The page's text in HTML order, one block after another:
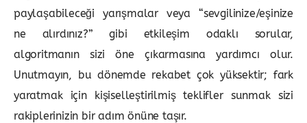
paylaşabileceği yarışmalar veya “sevgilinize/eşinize
ne alırdınız?” gibi etkileşim odaklı sorular,
algoritmanın sizi öne çıkarmasına yardımcı olur.
Unutmayın, bu dönemde rekabet çok yüksektir; fark
yaratmak için kişiselleştirilmiş teklifler sunmak sizi
rakiplerinizin bir adım önüne taşır.